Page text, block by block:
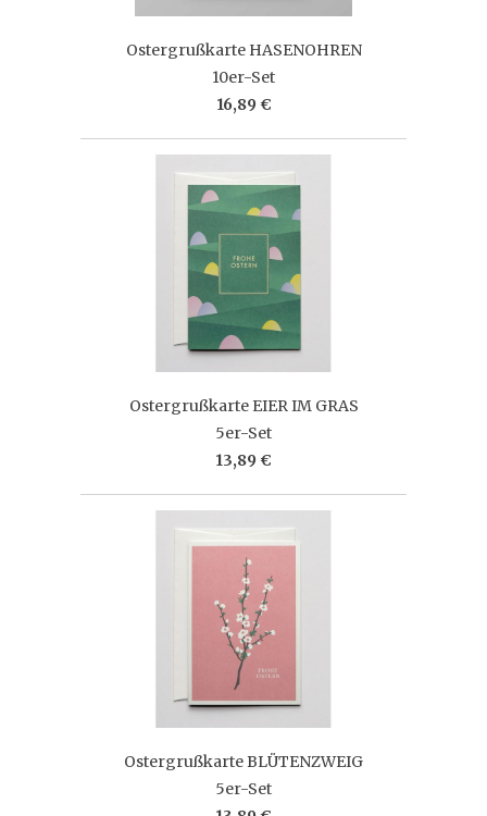
Ostergrußkarte HASENOHREN
10er-Set
16,89 €
Ostergrußkarte EIER IM GRAS
5er-Set
13,89 €
Ostergrußkarte BLÜTENZWEIG
5er-Set